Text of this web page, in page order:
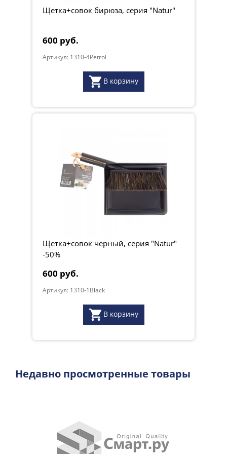
Щетка+совок бирюза, серия "Natur"
600 руб.
Артикул: 1310-4Petrol
В корзину
Щетка+совок черный, серия "Natur"
-50%
600 руб.
Артикул: 1310-1Black
В корзину
Недавно просмотренные товары